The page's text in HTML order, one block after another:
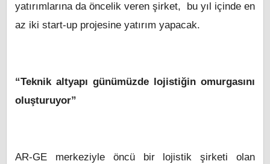
yatırımlarına da öncelik veren şirket, bu yıl içinde en
az iki start-up projesine yatırım yapacak.
“Teknik altyapı günümüzde lojistiğin omurgasını
oluşturuyor”
AR-GE merkeziyle öncü bir lojistik şirketi olan